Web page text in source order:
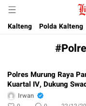
Akurat,
Kalteng
Polda Kalteng
Polres Murung Raya
Kuartal IV, Dukung
Irwan